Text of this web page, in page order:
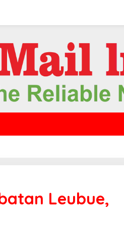
Leubue,